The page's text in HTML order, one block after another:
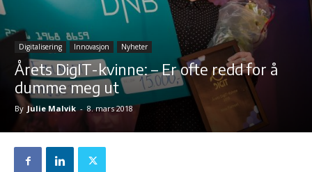
Digitalisering Innovasjon Nyheter
Årets DigIT-kvinne: – Er ofte redd for å
dumme meg ut
By Julie Malvik - 8. mars 2018